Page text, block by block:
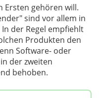
Ersten gehören will.
sind vor allem in
der Regel empfiehlt
Produkten den
Software- oder
der zweiten
behoben.